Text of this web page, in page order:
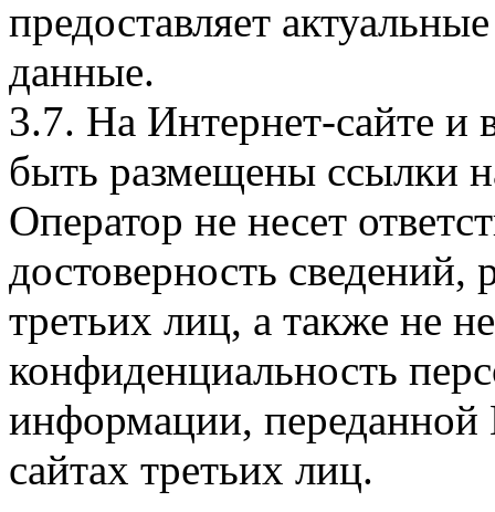
предоставляет
данные.
3.7. На Интернет-сайте
быть размещены ссылки
Оператор не несет
достоверность
третьих лиц, а также не
конфиденциальность
информации, переданной
сайтах третьих лиц.